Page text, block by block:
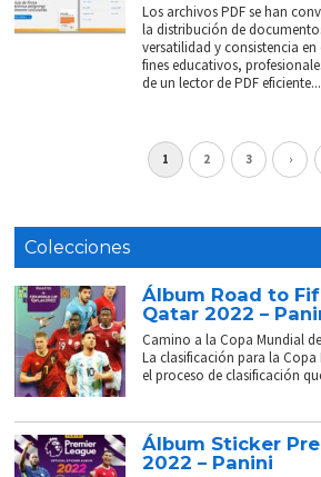
Los archivos PDF se han
la distribución de
versatilidad y consistencia
fines educativos,
de un lector de PDF eficiente...
1 2 3 ›
Colecciones
Álbum Road to
Qatar 2022 –
Camino a la Copa Mundial
La clasificación para la Copa
el proceso de clasificación
Álbum Sticker
2022 – Panini